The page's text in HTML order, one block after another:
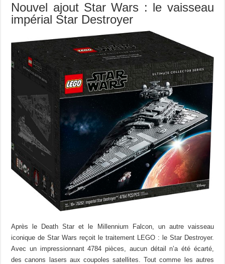
Nouvel ajout Star Wars : le vaisseau
impérial Star Destroyer
Après le Death Star et le Millennium Falcon, un autre vaisseau
iconique de Star Wars reçoit le traitement LEGO : le Star Destroyer.
Avec un impressionnant 4784 pièces, aucun détail n’a été écarté,
des canons lasers aux coupoles satellites. Tout comme les autres